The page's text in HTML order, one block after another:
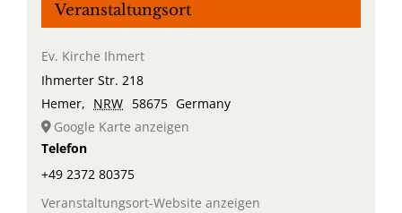
Veranstaltungsort
Ev. Kirche Ihmert
Ihmerter Str. 218
Hemer, NRW 58675 Germany
Google Karte anzeigen
Telefon
+49 2372 80375
Veranstaltungsort-Website anzeigen